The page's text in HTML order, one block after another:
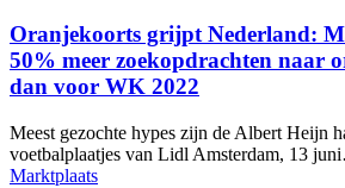
Oranjekoorts grijpt Nederland:
50% meer zoekopdrachten naar
dan voor WK 2022
Meest gezochte hypes zijn de Albert Heijn
voetbalplaatjes van Lidl Amsterdam, 13
Marktplaats